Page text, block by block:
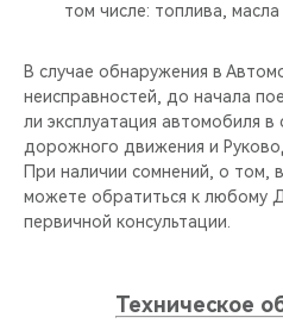
том числе: топлива, масла
В случае обнаружения в
неисправностей, до начала
ли эксплуатация автомобиля
дорожного движения и
При наличии сомнений, о
можете обратиться к любому
первичной консультации.
Техническое